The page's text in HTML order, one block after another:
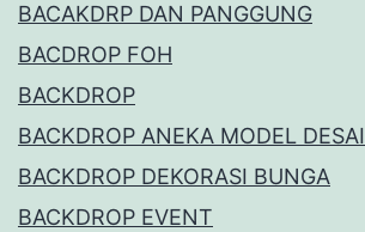
BACAKDRP DAN PANGGUNG
BACDROP FOH
BACKDROP
BACKDROP ANEKA MODEL
BACKDROP DEKORASI BUNGA
BACKDROP EVENT